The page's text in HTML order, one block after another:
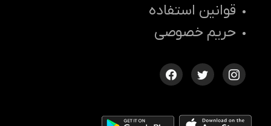
قوانین استفاده
حریم خصوصی